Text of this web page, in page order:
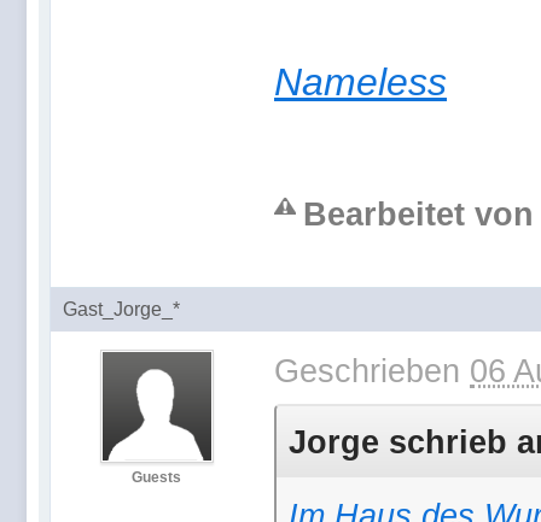
Nameless
Bearbeitet
Gast_Jorge_*
Guests
Geschrieben 06
Jorge schrieb